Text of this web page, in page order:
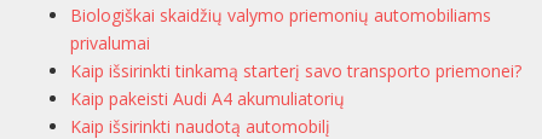
Biologiškai skaidžių valymo priemonių automobiliams
privalumai
Kaip išsirinkti tinkamą starterį savo transporto priemonei?
Kaip pakeisti Audi A4 akumuliatorių
Kaip išsirinkti naudotą automobilį